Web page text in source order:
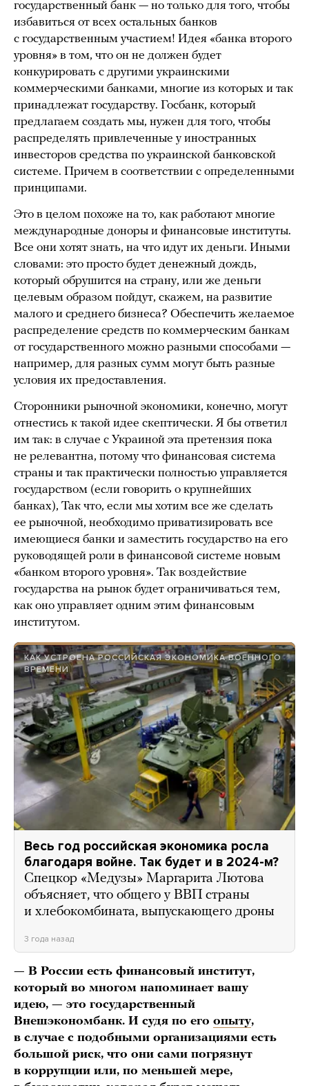
государственный банк — но только для того, чтобы
избавиться от всех остальных банков
с государственным участием! Идея «банка второго
уровня» в том, что он не должен будет
конкурировать с другими украинскими
коммерческими банками, многие из которых и так
принадлежат государству. Госбанк, который
предлагаем создать мы, нужен для того, чтобы
распределять привлеченные у иностранных
инвесторов средства по украинской банковской
системе. Причем в соответствии с определенными
принципами.
Это в целом похоже на то, как работают многие
международные доноры и финансовые институты.
Все они хотят знать, на что идут их деньги. Иными
словами: это просто будет денежный дождь,
который обрушится на страну, или же деньги
целевым образом пойдут, скажем, на развитие
малого и среднего бизнеса? Обеспечить желаемое
распределение средств по коммерческим банкам
от государственного можно разными способами —
например, для разных сумм могут быть разные
условия их предоставления.
Сторонники рыночной экономики, конечно, могут
отнестись к такой идее скептически. Я бы ответил
им так: в случае с Украиной эта претензия пока
не релевантна, потому что финансовая система
страны и так практически полностью управляется
государством (если говорить о крупнейших
банках), Так что, если мы хотим все же сделать
ее рыночной, необходимо приватизировать все
имеющиеся банки и заместить государство на его
руководящей роли в финансовой системе новым
«банком второго уровня». Так воздействие
государства на рынок будет ограничиваться тем,
как оно управляет одним этим финансовым
институтом.
КАК УСТРОЕНА РОССИЙСКАЯ ЭКОНОМИКА ВОЕННОГО
ВРЕМЕНИ
Весь год российская экономика росла
благодаря войне. Так будет и в 2024-м?
Спецкор «Медузы» Маргарита Лютова
объясняет, что общего у ВВП страны
и хлебокомбината, выпускающего дроны
3 года назад
— В России есть финансовый институт,
который во многом напоминает вашу
идею, — это государственный
Внешэкономбанк. И судя по его опыту,
в случае с подобными организациями есть
большой риск, что они сами погрязнут
в коррупции или, по меньшей мере,